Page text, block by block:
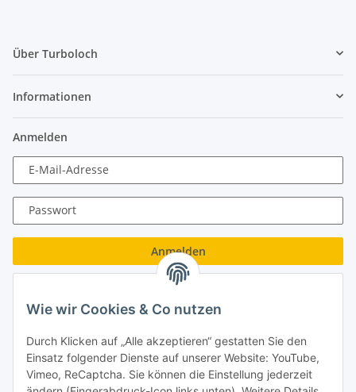
Über Turboloch
Informationen
Anmelden
E-Mail-Adresse
Passwort
Anmelden
Neu hier?Jetzt registrieren!
Turboloch GmbH
Almenweg 27
Wie wir Cookies & Co nutzen
Durch Klicken auf „Alle akzeptieren“ gestatten Sie den
Einsatz folgender Dienste auf unserer Website: YouTube,
Vimeo, ReCaptcha. Sie können die Einstellung jederzeit